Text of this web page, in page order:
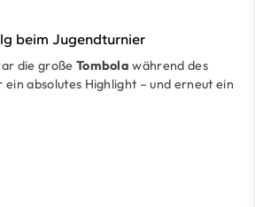
beim Jugendturnier
die große Tombola während des
absolutes Highlight – und erneut ein